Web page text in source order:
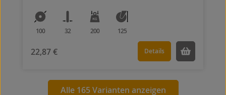
100 32 200 125
22,87 € Details
Alle 165 Varianten anzeigen